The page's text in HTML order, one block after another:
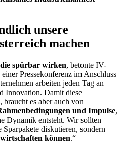
unsere
machen
spürbar wirken, betonte IV-
einer Pressekonferenz im Anschluss
arbeiten jeden Tag an
Innovation. Damit diese
es aber auch von
und Impulse,
Dynamik entsteht. Wir sollten
diskutieren, sondern
können.“